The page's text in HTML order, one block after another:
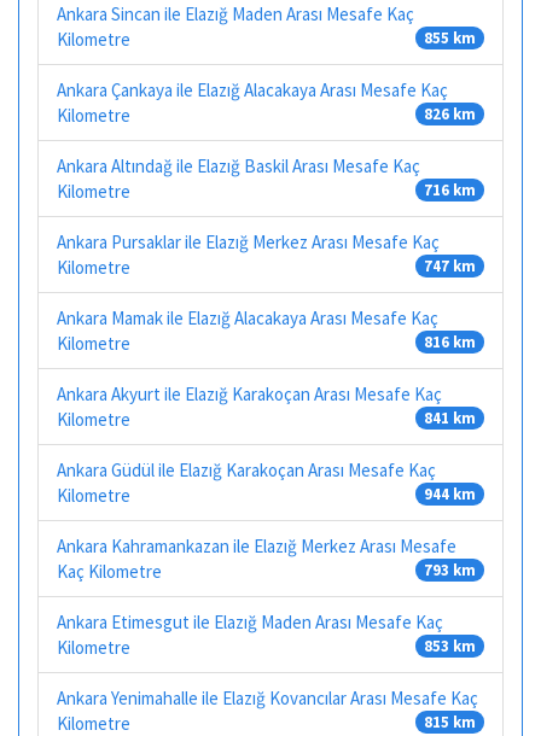
Ankara Sincan ile Elazığ Maden Arası Mesafe Kaç
Kilometre
855 km
Ankara Çankaya ile Elazığ Alacakaya Arası Mesafe Kaç
Kilometre
826 km
Ankara Altındağ ile Elazığ Baskil Arası Mesafe Kaç
Kilometre
716 km
Ankara Pursaklar ile Elazığ Merkez Arası Mesafe Kaç
Kilometre
747 km
Ankara Mamak ile Elazığ Alacakaya Arası Mesafe Kaç
Kilometre
816 km
Ankara Akyurt ile Elazığ Karakoçan Arası Mesafe Kaç
Kilometre
841 km
Ankara Güdül ile Elazığ Karakoçan Arası Mesafe Kaç
Kilometre
944 km
Ankara Kahramankazan ile Elazığ Merkez Arası Mesafe
Kaç Kilometre
793 km
Ankara Etimesgut ile Elazığ Maden Arası Mesafe Kaç
Kilometre
853 km
Ankara Yenimahalle ile Elazığ Kovancılar Arası Mesafe Kaç
Kilometre
815 km